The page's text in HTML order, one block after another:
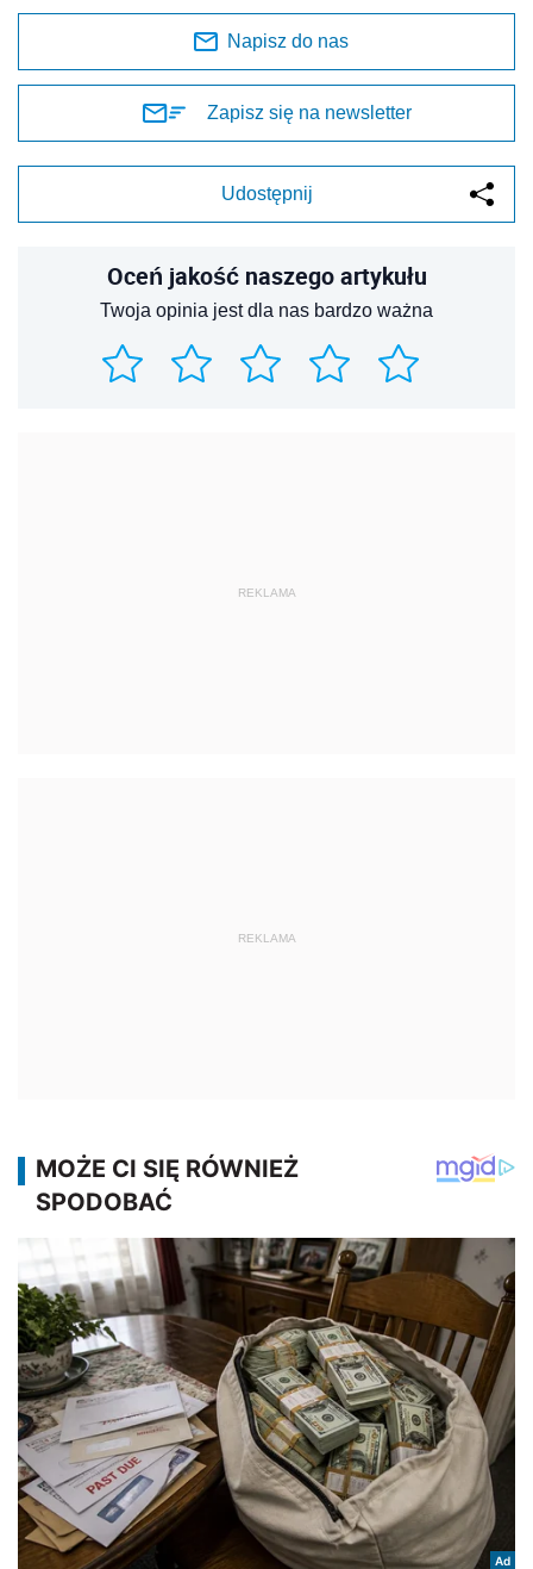
Napisz do nas
Zapisz się na newsletter
Udostępnij
Oceń jakość naszego artykułu
Twoja opinia jest dla nas bardzo ważna
REKLAMA
REKLAMA